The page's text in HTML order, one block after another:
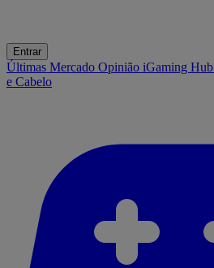
Entrar
Últimas Mercado Opinião iGaming Hub
e Cabelo